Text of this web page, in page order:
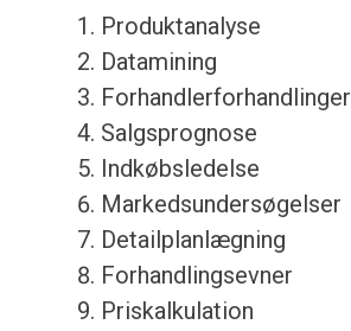
Produktanalyse
Datamining
Forhandlerforhandlinger
Salgsprognose
Indkøbsledelse
Markedsundersøgelser
Detailplanlægning
Forhandlingsevner
Priskalkulation